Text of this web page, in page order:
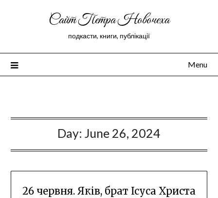
Сайт Петра Новочеха
подкасти, книги, публікації
Menu
Day: June 26, 2024
26 червня. Яків, брат Ісуса Христа